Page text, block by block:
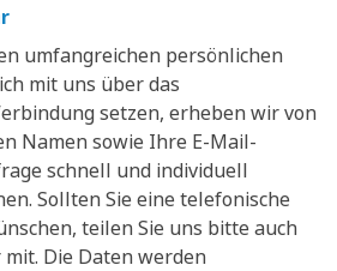
umfangreichen persönlichen
mit uns über das
setzen, erheben wir von
Namen sowie Ihre E-Mail-
schnell und individuell
Sollten Sie eine telefonische
teilen Sie uns bitte auch
Die Daten werden